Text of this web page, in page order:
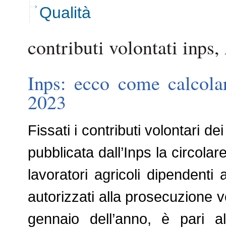
Qualità
contributi volontati
Inps: ecco come
2023
Fissati i contributi volontari
pubblicata dall’Inps la
lavoratori agricoli dipendenti
autorizzati alla prosecuzione
gennaio dell’anno, è pari